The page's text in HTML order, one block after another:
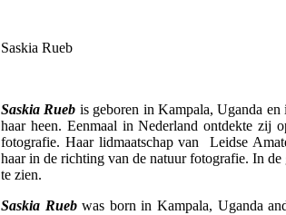
Saskia Rueb
Saskia Rueb is geboren in Kampala, Uganda
haar heen. Eenmaal in Nederland ontdekte zij
fotografie. Haar lidmaatschap van Leidse
haar in de richting van de natuur fotografie. In
te zien.
Saskia Ruebwas born in Kampala, Uganda